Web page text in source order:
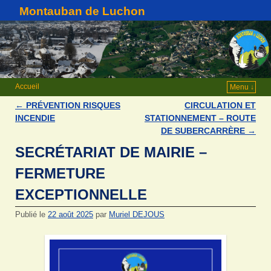
Montauban de Luchon
Accueil Menu ↓
Navigation des articles
← PRÉVENTION RISQUES
INCENDIE
CIRCULATION ET
STATIONNEMENT – ROUTE
DE SUBERCARRÈRE →
SECRÉTARIAT DE MAIRIE –
FERMETURE
EXCEPTIONNELLE
Publié le 22 août 2025 par Muriel DEJOUS